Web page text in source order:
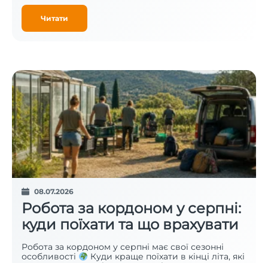
Читати
08.07.2026
Робота за кордоном у серпні:
куди поїхати та що врахувати
Робота за кордоном у серпні має свої сезонні
особливості
Куди краще поїхати в кінці літа, які